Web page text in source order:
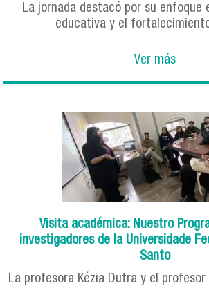
La jornada destacó por su enfoque
educativa y el
Ver más
Visita académica: Nuestro
investigadores de la Universidade
Santo
La profesora Kézia Dutra y el profesor